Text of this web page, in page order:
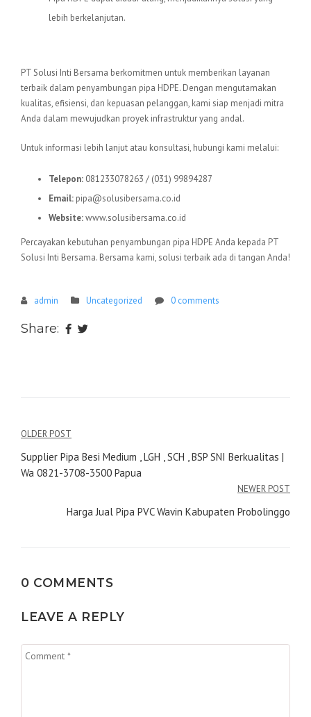
lebih berkelanjutan.
PT Solusi Inti Bersama berkomitmen untuk memberikan layanan
terbaik dalam penyambungan pipa HDPE. Dengan mengutamakan
kualitas, efisiensi, dan kepuasan pelanggan, kami siap menjadi mitra
Anda dalam mewujudkan proyek infrastruktur yang andal.
Untuk informasi lebih lanjut atau konsultasi, hubungi kami melalui:
Telepon: 081233078263 / (031) 99894287
Email: pipa@solusibersama.co.id
Website:www.solusibersama.co.id
Percayakan kebutuhan penyambungan pipa HDPE Anda kepada PT
Solusi Inti Bersama. Bersama kami, solusi terbaik ada di tangan Anda!
admin Uncategorized 0 comments
Share:
Navigasi
pos
OLDER POST
Supplier Pipa Besi Medium , LGH , SCH , BSP SNI Berkualitas |
Wa 0821-3708-3500 Papua
NEWER POST
Harga Jual Pipa PVC Wavin Kabupaten Probolinggo
0 COMMENTS
LEAVE A REPLY